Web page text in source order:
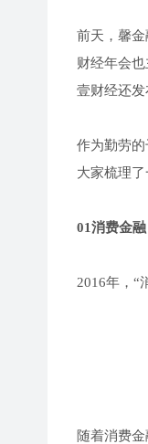
前天，馨
财经年会
壹财经还发
作为勤劳
大家梳理
01消费金
2016年，“
随着消费